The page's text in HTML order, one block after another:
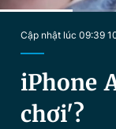
Video
Cập nhật lúc 09:39
iPhone
chơi'?